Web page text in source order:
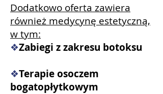
Dodatkowo oferta zawiera
również medycynę estetyczną,
w tym:
❖Zabiegi z zakresu botoksu
❖Terapie osoczem
bogatopłytkowym